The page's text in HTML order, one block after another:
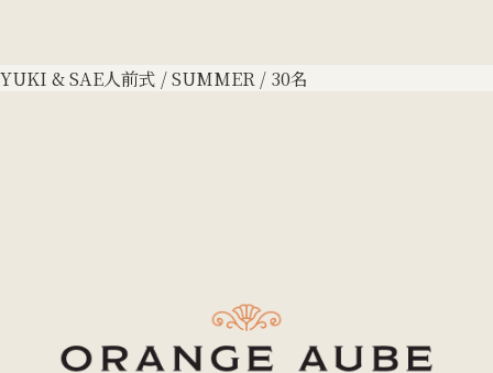
YUKI & SAE人前式 / SUMMER / 30名